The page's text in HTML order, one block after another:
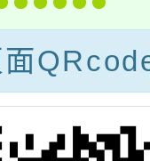
「性
諮詢
面